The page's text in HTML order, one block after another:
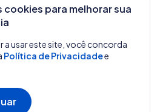
cookies para melhorar sua
a usar este site, você concorda
Política de Privacidadee
plataforma de e-commerce pela